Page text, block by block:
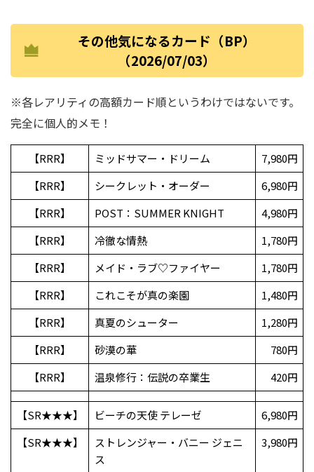
その他気になるカード（BP）
（2026/07/03）
※各レアリティの高額カード順というわけではないです。
完全に個人的メモ！
【RRR】 ミッドサマー・ドリーム
7,980円
【RRR】
シークレット・オーダー
6,980円
【RRR】
POST：SUMMER KNIGHT
4,980円
【RRR】
冷徹な情熱
1,780円
【RRR】
メイド・ラブ♡ファイヤー
1,780円
【RRR】
これこそが真の楽園
1,480円
【RRR】
真夏のシューター
1,280円
【RRR】
砂漠の華
780円
【RRR】
温泉修行：伝説の卒業生 420円
【SR★★★】 ビーチの天使 テレーゼ
6,980円
【SR★★★】
ストレンジャー・バニー ジェニ
ス
3,980円